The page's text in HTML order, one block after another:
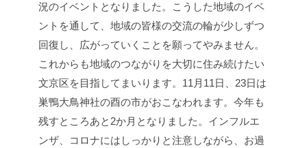
況のイベントとなりました。こうした地域のイベ
ントを通して、地域の皆様の交流の輪が少しずつ
回復し、広がっていくことを願ってやみません。
これからも地域のつながりを大切に住み続けたい
文京区を目指してまいります。11月11日、23日は
巣鴨大鳥神社の酉の市がおこなわれます。今年も
残すところあと2か月となりました。インフルエ
ンザ、コロナにはしっかりと注意しながら、お過